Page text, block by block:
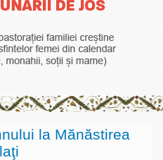
la Mănăstirea